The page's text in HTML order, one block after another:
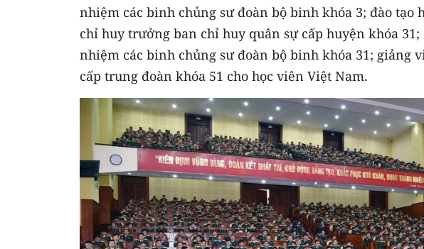
nhiệm các binh chủng sư đoàn bộ binh khóa 3; đào
chỉ huy trưởng ban chỉ huy quân sự cấp huyện khóa
nhiệm các binh chủng sư đoàn bộ binh khóa 31; giảng
cấp trung đoàn khóa 51 cho học viên Việt Nam.